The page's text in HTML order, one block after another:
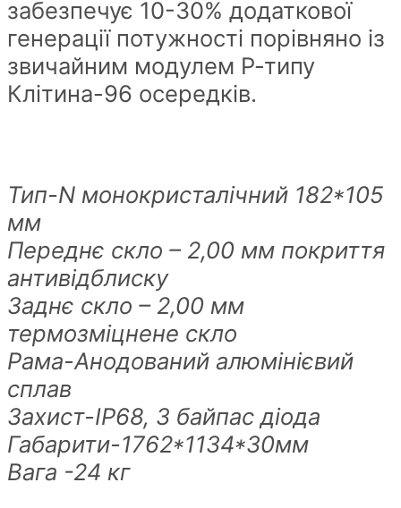
забезпечує 10-30% додаткової
генерації потужності порівняно із
звичайним модулем Р-типу
Клітина-96 осередків.
Тип-N монокристалічний 182*105
мм
Переднє скло – 2,00 мм покриття
антивідблиску
Заднє скло – 2,00 мм
термозміцнене скло
Рама-Анодований алюмінієвий
сплав
Захист-IP68, 3 байпас діода
Габарити-1762*1134*30мм
Вага -24 кг